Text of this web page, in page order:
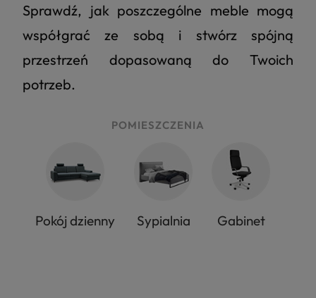
Sprawdź, jak poszczególne meble mogą
współgrać ze sobą i stwórz spójną
przestrzeń dopasowaną do Twoich
potrzeb.
POMIESZCZENIA
Pokój dzienny Sypialnia Gabinet